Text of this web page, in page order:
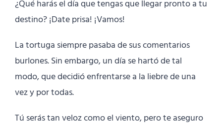
¿Qué harás el día que tengas que llegar pronto a tu
destino? ¡Date prisa! ¡Vamos!
La tortuga siempre pasaba de sus comentarios
burlones. Sin embargo, un día se hartó de tal
modo, que decidió enfrentarse a la liebre de una
vez y por todas.
Tú serás tan veloz como el viento, pero te aseguro